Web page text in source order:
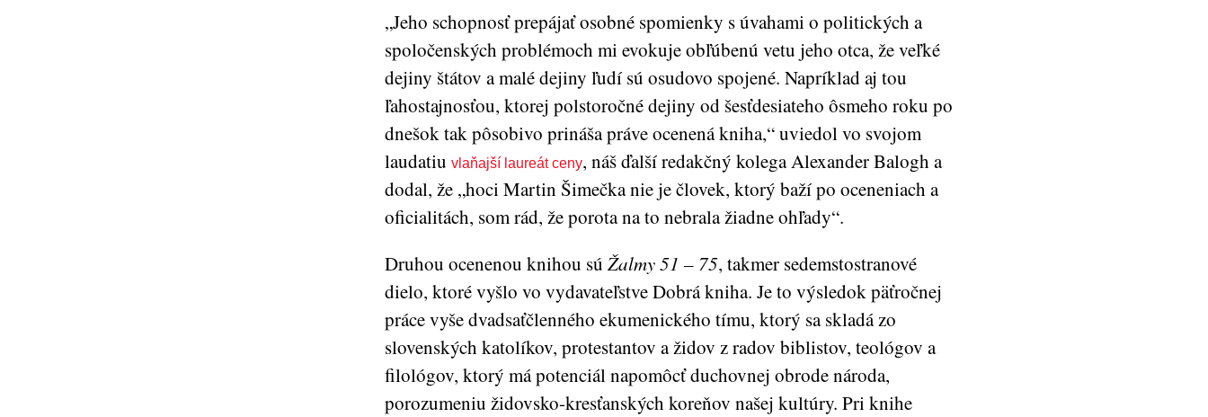
„Jeho schopnosť prepájať osobné spomienky s úvahami o politických a
spoločenských problémoch mi evokuje obľúbenú vetu jeho otca, že veľké
dejiny štátov a malé dejiny ľudí sú osudovo spojené. Napríklad aj tou
ľahostajnosťou, ktorej polstoročné dejiny od šesťdesiateho ôsmeho roku po
dnešok tak pôsobivo prináša práve ocenená kniha,“ uviedol vo svojom
laudatiu vlaňajší laureát ceny, náš ďalší redakčný kolega Alexander Balogh a
dodal, že „hoci Martin Šimečka nie je človek, ktorý baží po oceneniach a
oficialitách, som rád, že porota na to nebrala žiadne ohľady“.
Druhou ocenenou knihou sú Žalmy 51 – 75, takmer sedemstostranové
dielo, ktoré vyšlo vo vydavateľstve Dobrá kniha. Je to výsledok päťročnej
práce vyše dvadsaťčlenného ekumenického tímu, ktorý sa skladá zo
slovenských katolíkov, protestantov a židov z radov biblistov, teológov a
filológov, ktorý má potenciál napomôcť duchovnej obrode národa,
porozumeniu židovsko-kresťanských koreňov našej kultúry. Pri knihe